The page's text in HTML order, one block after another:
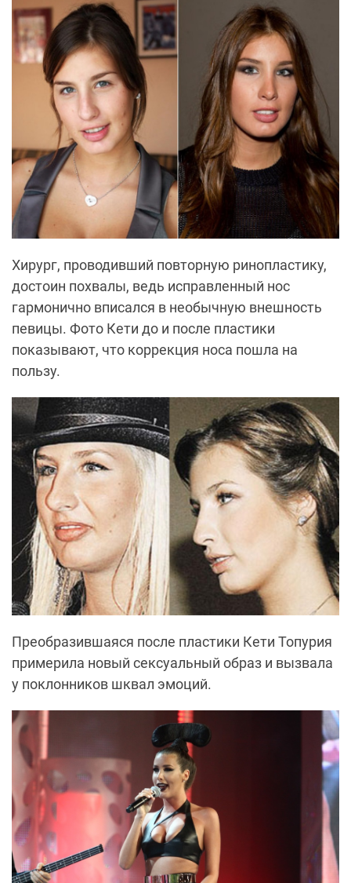
Хирург, проводивший повторную ринопластику,
достоин похвалы, ведь исправленный нос
гармонично вписался в необычную внешность
певицы. Фото Кети до и после пластики
показывают, что коррекция носа пошла на
пользу.
Преобразившаяся после пластики Кети Топурия
примерила новый сексуальный образ и вызвала
у поклонников шквал эмоций.